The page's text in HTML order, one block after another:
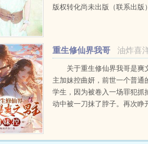
版权转化尚未出版（联系出版
油炸喜
重生修仙界我哥
是爽文男主加妹控
关于重生修仙界我哥是爽
主加妹控曲妍，前世一个普通
学生，因为被卷入一场罪犯抓
动中被一刀抹了脖子。再次睁
命的小女孩王小花。在反杀凌